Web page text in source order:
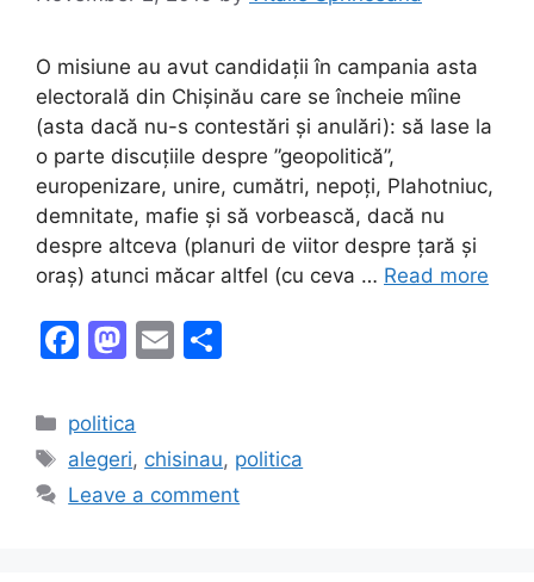
O misiune au avut candidații în campania asta
electorală din Chișinău care se încheie mîine
(asta dacă nu-s contestări și anulări): să lase la
o parte discuțiile despre ”geopolitică”,
europenizare, unire, cumătri, nepoți, Plahotniuc,
demnitate, mafie și să vorbească, dacă nu
despre altceva (planuri de viitor despre țară și
oraș) atunci măcar altfel (cu ceva … Read more
F
c
e
b
M
st
o
d
E
l
e
Categories
politica
Tags
alegeri, chisinau, politica
Leave a comment